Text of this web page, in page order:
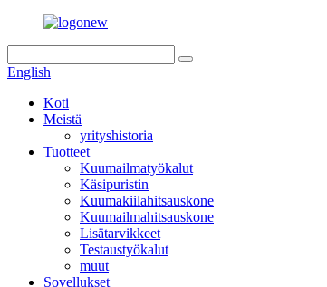
English
Koti
Meistä
yrityshistoria
Tuotteet
Kuumailmatyökalut
Käsipuristin
Kuumakiilahitsauskone
Kuumailmahitsauskone
Lisätarvikkeet
Testaustyökalut
muut
Sovellukset